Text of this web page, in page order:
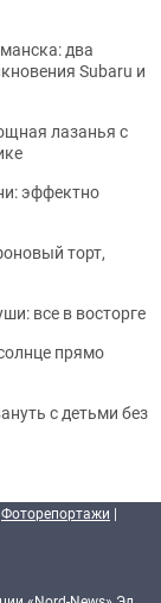
два
Subaru и
лазанья с
эффектно
торт,
все в восторге
прямо
с детьми без
Фоторепортажи |